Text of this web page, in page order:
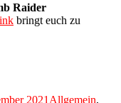
Raider
bringt euch zu
2021 Allgemein,